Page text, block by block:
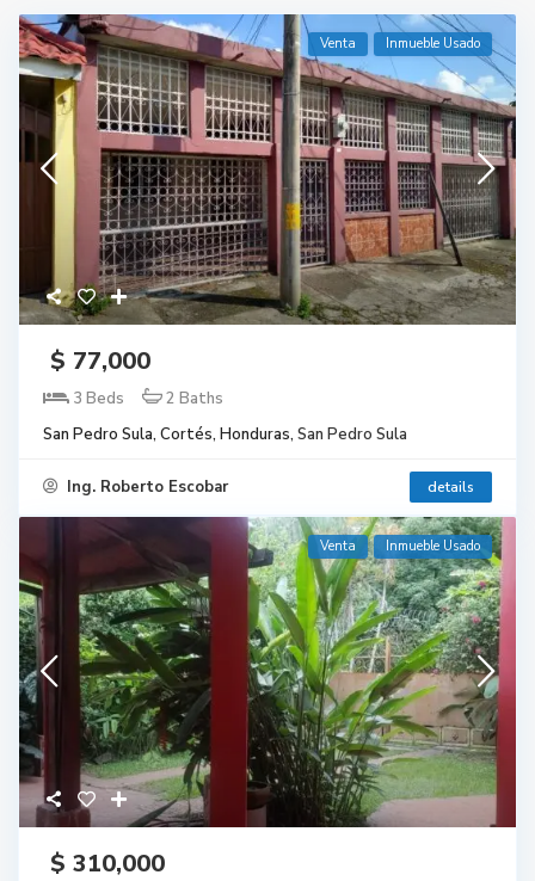
Venta Inmueble Usado
$ 77,000
3 Beds
2 Baths
San Pedro Sula, Cortés, Honduras, San Pedro Sula
Ing. Roberto Escobar details
Venta Inmueble Usado
$ 310,000